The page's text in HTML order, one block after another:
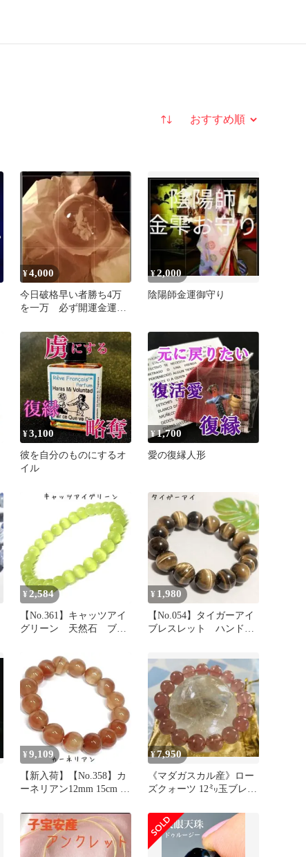
並び替え
¥4,000
今日破格早い者勝ち4万
を一万 必ず開運金運霊
陽師霊石 配達
¥2,000
陰陽師金運御守り
¥3,100
彼を自分のものにするオ
イル
¥1,700
愛の復縁人形
¥ 2,584
【No.361】キャッツアイ
グリーン 天然石 ブレ
¥ 1,980
【No.054】タイガーアイ
ブレスレット ハンドメ
¥ 9,109
【新入荷】【No.358】カ
ーネリアン12mm 15cm 天
¥7,950
《マダガスカル産》ロー
ズクォーツ 12㍉玉ブレス